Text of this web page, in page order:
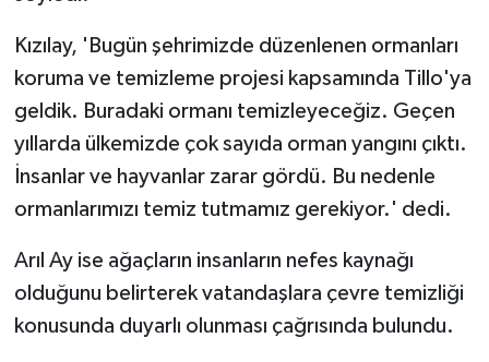
Kızılay, 'Bugün şehrimizde düzenlenen ormanları
koruma ve temizleme projesi kapsamında Tillo'ya
geldik. Buradaki ormanı temizleyeceğiz. Geçen
yıllarda ülkemizde çok sayıda orman yangını çıktı.
İnsanlar ve hayvanlar zarar gördü. Bu nedenle
ormanlarımızı temiz tutmamız gerekiyor.' dedi.
Arıl Ay ise ağaçların insanların nefes kaynağı
olduğunu belirterek vatandaşlara çevre temizliği
konusunda duyarlı olunması çağrısında bulundu.